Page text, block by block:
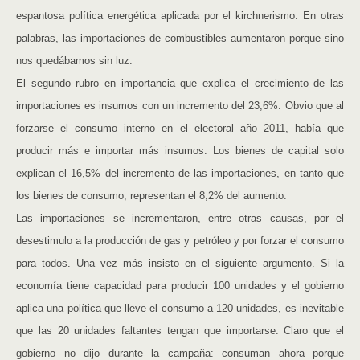
espantosa política energética aplicada por el kirchnerismo. En otras
palabras, las importaciones de combustibles aumentaron porque sino
nos quedábamos sin luz.
El segundo rubro en importancia que explica el crecimiento de las
importaciones es insumos con un incremento del 23,6%. Obvio que al
forzarse el consumo interno en el electoral año 2011, había que
producir más e importar más insumos. Los bienes de capital solo
explican el 16,5% del incremento de las importaciones, en tanto que
los bienes de consumo, representan el 8,2% del aumento.
Las importaciones se incrementaron, entre otras causas, por el
desestimulo a la producción de gas y petróleo y por forzar el consumo
para todos. Una vez más insisto en el siguiente argumento. Si la
economía tiene capacidad para producir 100 unidades y el gobierno
aplica una política que lleve el consumo a 120 unidades, es inevitable
que las 20 unidades faltantes tengan que importarse. Claro que el
gobierno no dijo durante la campaña: consuman ahora porque